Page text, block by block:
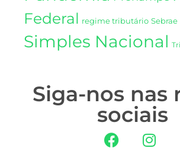
Federal regime tributário Sebrae
Simples Nacional
Siga-nos nas
sociais